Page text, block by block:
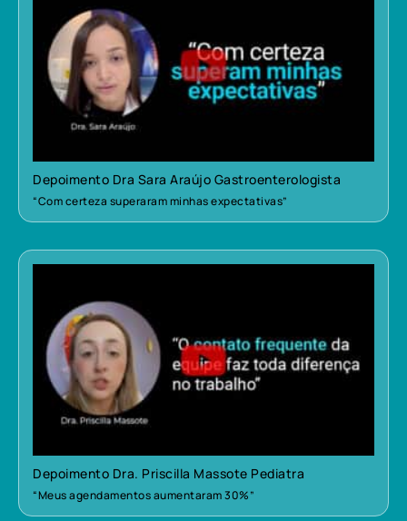
Depoimento Dra Sara Araújo Gastroenterologista
“Com certeza superaram minhas expectativas”
Depoimento Dra. Priscilla Massote Pediatra
“Meus agendamentos aumentaram 30%”